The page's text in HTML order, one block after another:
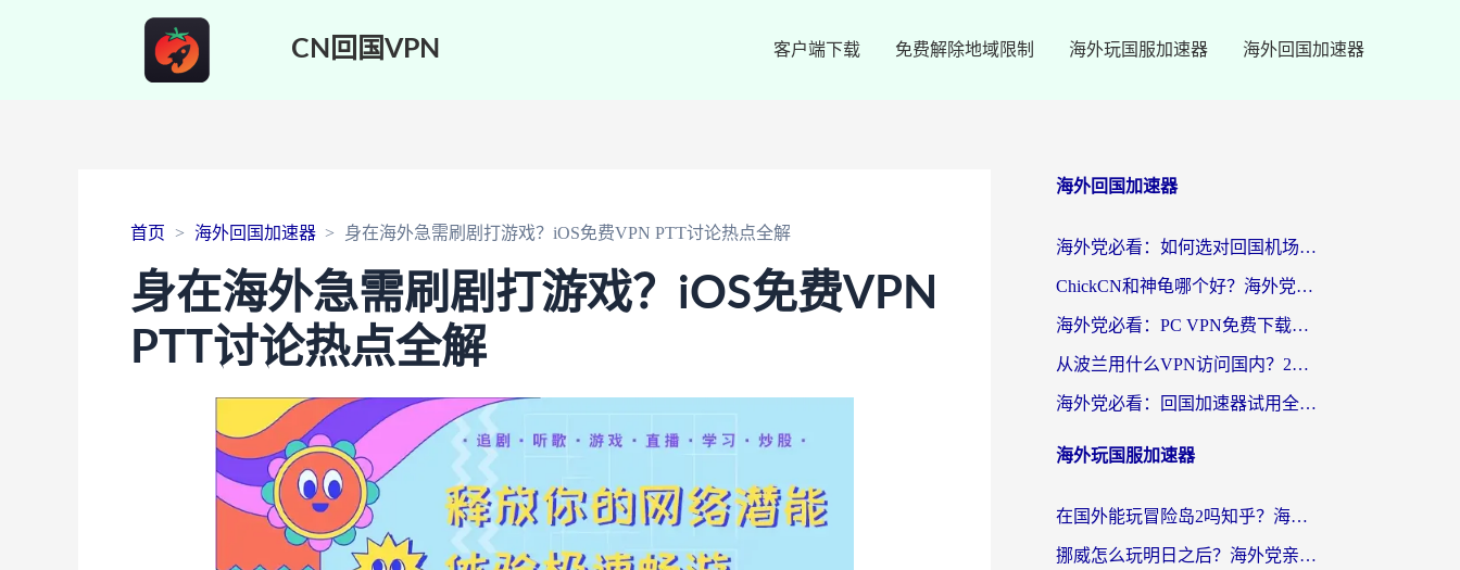
CN回国VPN 客户端下载 免费解除地域限制 海外玩国服加速器 海外回国加速器
首页 海外回国加速器 身在海外急需刷剧打游戏？iOS免费VPN PTT讨论热点全解
身在海外急需刷剧打游戏？iOS免费VPN
PTT讨论热点全解
海外回国加速器
海外党必看：如何选对回国机场ssr？3步解决国内资源访问难题
ChickCN和神龟哪个好？海外党亲测回国加速器的实用攻略
海外党必看：PC VPN免费下载？别踩坑！3步选对回国加速器无缝刷国内资源
从波兰用什么VPN访问国内？2026实测有效的无缝回国方案
海外党必看：回国加速器试用全攻略，无缝刷国内剧玩游戏不再难
海外玩国服加速器
在国外能玩冒险岛2吗知乎？海外党亲测有效的国服游戏加速指南
挪威怎么玩明日之后？海外党亲测有效的国服游戏加速指南